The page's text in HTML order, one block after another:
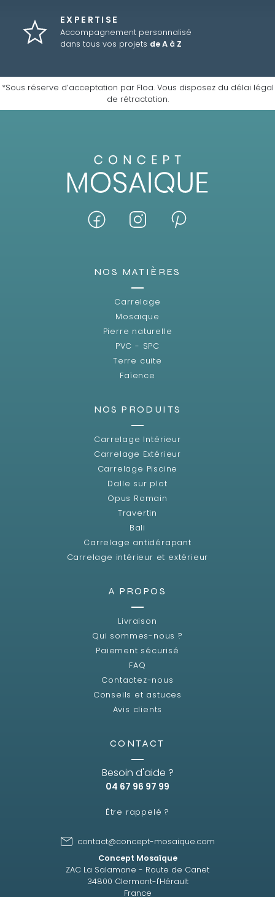
EXPERTISE
Accompagnement personnalisé
dans tous vos projets de A à Z
*Sous réserve d’acceptation par Floa. Vous disposez du délai légal
de rétractation.
NOS MATIÈRES
Carrelage
Mosaïque
Pierre naturelle
PVC - SPC
Terre cuite
Faïence
NOS PRODUITS
Carrelage Intérieur
Carrelage Extérieur
Carrelage Piscine
Dalle sur plot
Opus Romain
Travertin
Bali
Carrelage antidérapant
Carrelage intérieur et extérieur
A PROPOS
Livraison
Qui sommes-nous ?
Paiement sécurisé
FAQ
Contactez-nous
Conseils et astuces
Avis clients
CONTACT
Besoin d'aide ?
04 67 96 97 99
Être rappelé ?
contact@concept-mosaique.com
Concept Mosaïque
ZAC La Salamane - Route de Canet
34800 Clermont-l'Hérault
France